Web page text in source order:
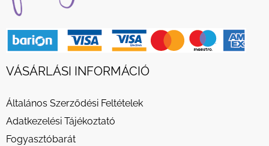
VÁSÁRLÁSI INFORMÁCIÓ
Általános Szerződési Feltételek
Adatkezelési Tájékoztató
Fogyasztóbarát